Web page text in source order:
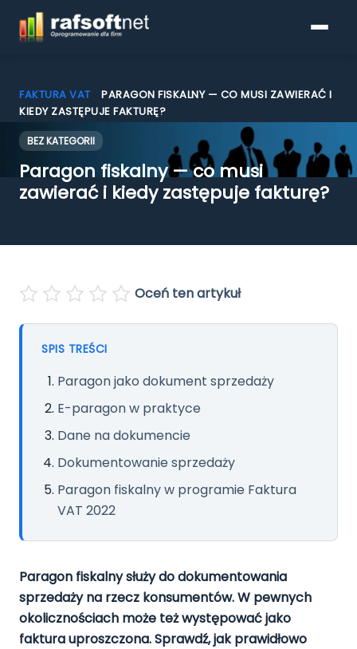
Programy do faktur
Pobierz
Pomoc
Polski
FAKTURA VAT
PARAGON FISKALNY — CO MUSI ZAWIERAĆ I
KIEDY ZASTĘPUJE FAKTURĘ?
BEZ KATEGORII
Paragon fiskalny — co musi
zawierać i kiedy zastępuje fakturę?
Oceń ten artykuł
SPIS TREŚCI
Paragon jako dokument sprzedaży
E-paragon w praktyce
Dane na dokumencie
Dokumentowanie sprzedaży
Paragon fiskalny w programie Faktura
VAT 2022
Paragon fiskalny służy do dokumentowania
sprzedaży na rzecz konsumentów. W pewnych
okolicznościach może też występować jako
faktura uproszczona. Sprawdź, jak prawidłowo